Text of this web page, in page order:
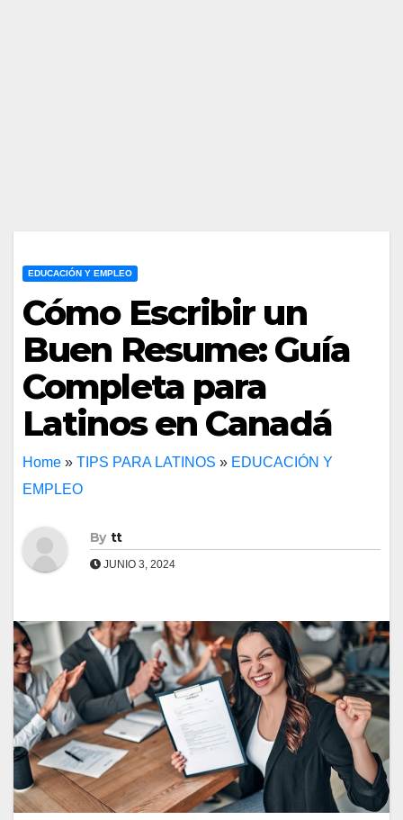
EDUCACIÓN Y EMPLEO
Cómo Escribir un
Buen Resume: Guía
Completa para
Latinos en Canadá
Home » TIPS PARA LATINOS » EDUCACIÓN Y
EMPLEO
By tt
JUNIO 3, 2024